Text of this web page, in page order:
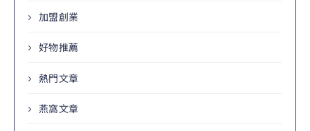
加盟創業
好物推薦
熱門文章
燕窩文章